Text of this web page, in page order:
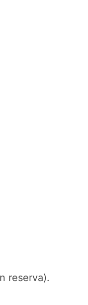
reserva).